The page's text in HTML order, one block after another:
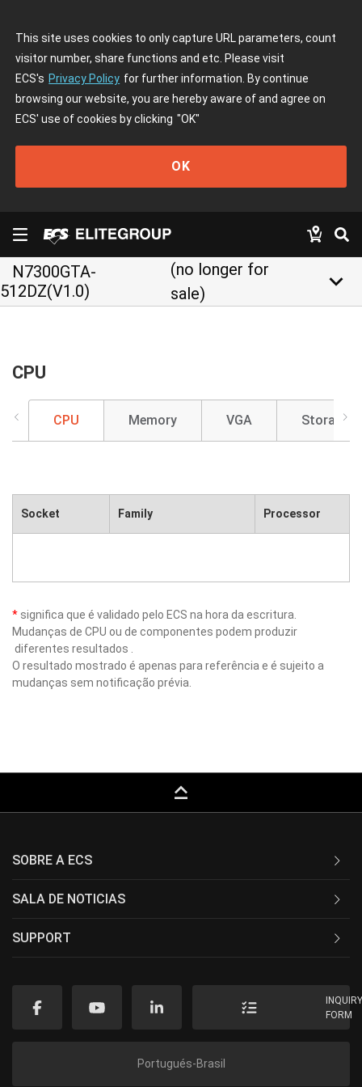
This site uses cookies to only capture URL parameters, count
visitor number, share functions and etc. Please visit
ECS's Privacy Policy for further information. By continue
browsing our website, you are hereby aware of and agree on
ECS' use of cookies by clicking "OK"
OK
N7300GTA-
512DZ(V1.0)
(no longer for
sale)
keyboard_arrow_down
CPU
CPU Memory VGA Storage
Socket Family Processor
* significa que é validado pelo ECS na hora da escritura.
Mudanças de CPU ou de componentes podem produzir
diferentes resultados .
O resultado mostrado é apenas para referência e é sujeito a
mudanças sem notificação prévia.
keyboard_capslock
SOBRE A ECS
SALA DE NOTICIAS
SUPPORT
FORM
Portugués-Brasil